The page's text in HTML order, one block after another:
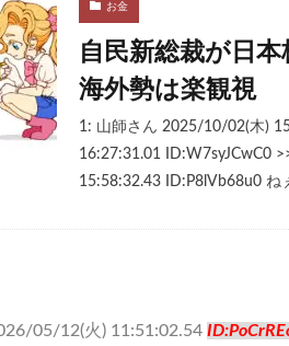
お金
自民新総裁が日
海外勢は楽観視
1: 山師さん 2025/10/02(木)
16:27:31.01 ID:W7syJCwC0
15:58:32.43 ID:P8lVb68u0
05/12(火) 11:51:02.54